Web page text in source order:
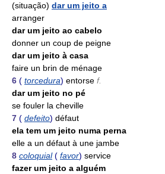
(situação) dar um jeito a
arranger
dar um jeito ao cabelo
donner un coup de peigne
dar um jeito à casa
faire un brin de ménage
6 ( torcedura) entorse f.
dar um jeito no pé
se fouler la cheville
7 ( defeito) défaut
ela tem um jeito numa perna
elle a un défaut à une jambe
8 coloquial ( favor) service
fazer um jeito a alguém